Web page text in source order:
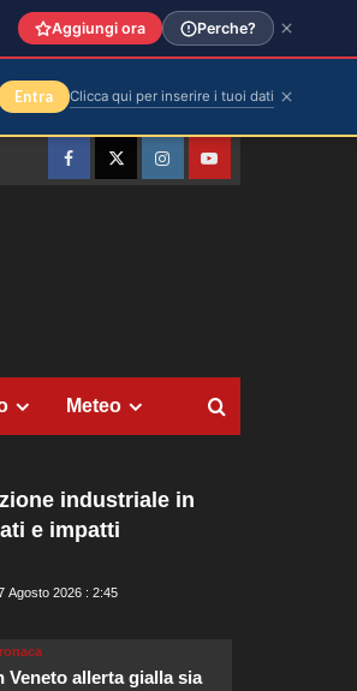
FacebookTwitterInstagramYouTube
Meteo
industriale in
e impatti
Agosto 2026 : 2:45
Veneto allerta gialla sia
Aggiungi ora Perche?
Entra Clicca qui per inserire i tuoi dati